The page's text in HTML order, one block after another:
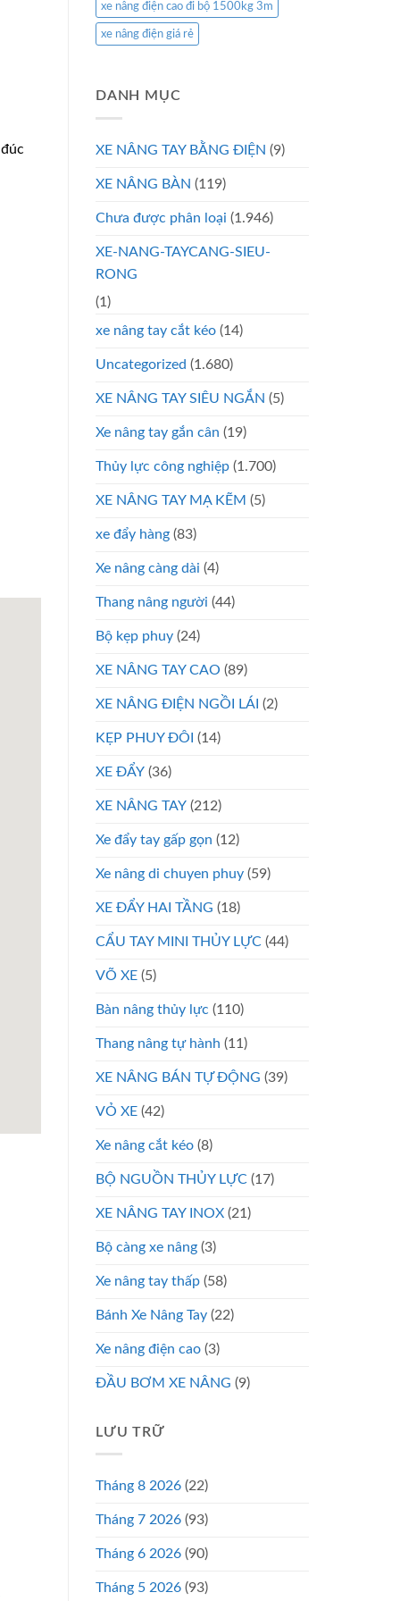
xe nâng điện cao đi bộ 1500kg 3m
xe nâng điện giá rẻ
DANH MỤC
XE NÂNG TAY BẰNG ĐIỆN (9)
XE NÂNG BÀN (119)
Chưa được phân loại (1.946)
XE-NANG-TAYCANG-SIEU-
RONG
(1)
xe nâng tay cắt kéo (14)
Uncategorized (1.680)
XE NÂNG TAY SIÊU NGẮN (5)
Xe nâng tay gắn cân (19)
Thủy lực công nghiệp (1.700)
XE NÂNG TAY MẠ KẼM (5)
xe đẩy hàng (83)
Xe nâng càng dài (4)
Thang nâng người (44)
Bộ kẹp phuy (24)
XE NÂNG TAY CAO (89)
XE NÂNG ĐIỆN NGỒI LÁI (2)
KẸP PHUY ĐÔI (14)
XE ĐẨY (36)
XE NÂNG TAY (212)
Xe đẩy tay gấp gọn (12)
Xe nâng di chuyen phuy (59)
XE ĐẨY HAI TẦNG (18)
CẨU TAY MINI THỦY LỰC (44)
VÕ XE (5)
Bàn nâng thủy lực (110)
Thang nâng tự hành (11)
XE NÂNG BÁN TỰ ĐỘNG (39)
VỎ XE (42)
Xe nâng cắt kéo (8)
BỘ NGUỒN THỦY LỰC (17)
XE NÂNG TAY INOX (21)
Bộ càng xe nâng (3)
Xe nâng tay thấp (58)
Bánh Xe Nâng Tay (22)
Xe nâng điện cao (3)
ĐẦU BƠM XE NÂNG (9)
LƯU TRỮ
Tháng 8 2026 (22)
Tháng 7 2026 (93)
Tháng 6 2026 (90)
Tháng 5 2026 (93)